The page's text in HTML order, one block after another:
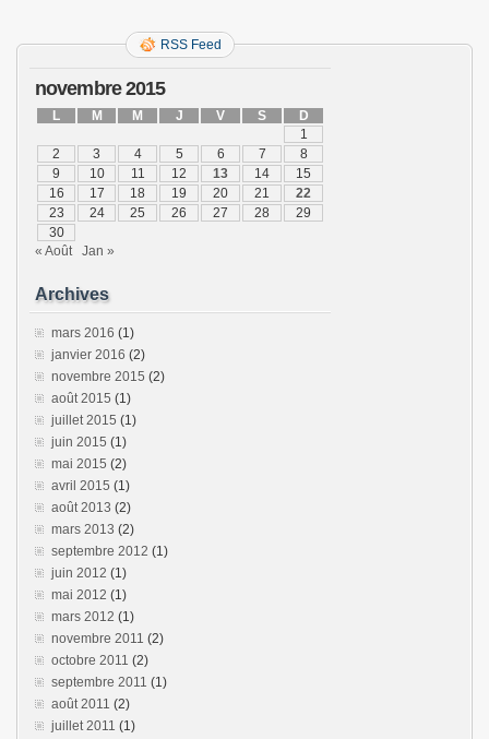
RSS Feed
novembre 2015
L M M J V S
D
1
2
3 4 5 6 7
8
9
10 11 12 13 14
15
16
17 18 19 20 21
22
23
24 25 26 27 28
29
30
« Août
Jan »
Archives
mars 2016 (1)
janvier 2016 (2)
novembre 2015 (2)
août 2015 (1)
juillet 2015 (1)
juin 2015 (1)
mai 2015 (2)
avril 2015 (1)
août 2013 (2)
mars 2013 (2)
septembre 2012 (1)
juin 2012 (1)
mai 2012 (1)
mars 2012 (1)
novembre 2011 (2)
octobre 2011 (2)
septembre 2011 (1)
août 2011 (2)
juillet 2011 (1)